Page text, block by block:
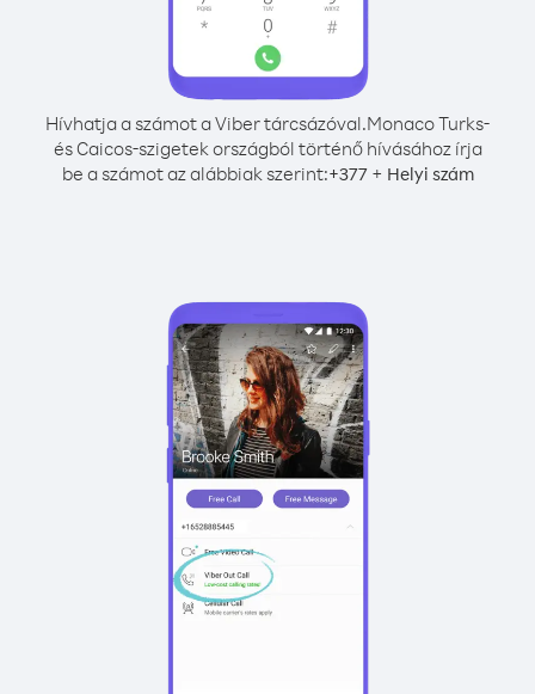
Hívhatja a számot a Viber tárcsázóval.Monaco Turks-
és Caicos-szigetek országból történő hívásához írja
be a számot az alábbiak szerint:+377+ Helyi szám